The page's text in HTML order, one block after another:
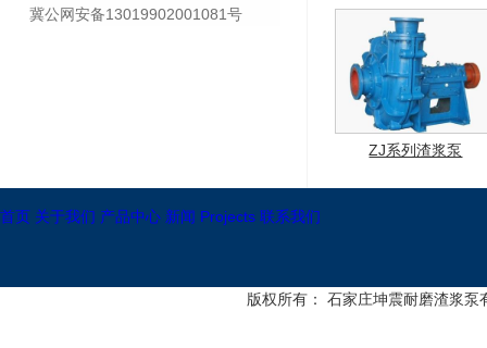
冀公网安备13019902001081号
ZJ系列渣浆泵
首页 关于我们 产品中心 新闻 Projects 联系我们
版权所有： 石家庄坤震耐磨渣浆